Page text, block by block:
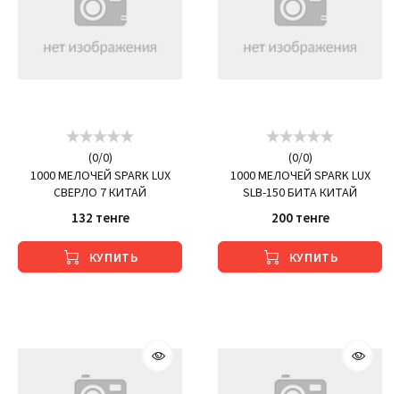
(0/0)
1000 МЕЛОЧЕЙ SPARK LUX
СВЕРЛО 7 КИТАЙ
132 тенге
КУПИТЬ
(0/0)
1000 МЕЛОЧЕЙ SPARK LUX
SLB-150 БИТА КИТАЙ
200 тенге
КУПИТЬ